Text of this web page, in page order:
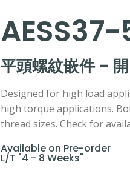
平頭螺紋嵌件 –
Designed for high load
high torque applications.
thread sizes. Check for
Available on Pre-order
L/T "4 - 8 Weeks"